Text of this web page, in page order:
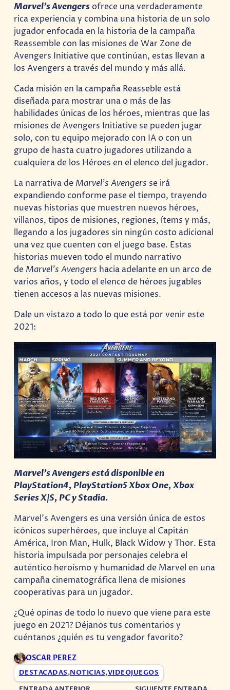
Marvel’s Avengersofrece una verdaderamente
rica experiencia y combina una historia de un solo
jugador enfocada en la historia de la campaña
Reassemble con las misiones de War Zone de
Avengers Initiative que continúan, estas llevan a
los Avengers a través del mundo y más allá.
Cada misión en la campaña Reasseble está
diseñada para mostrar una o más de las
habilidades únicas de los héroes, mientras que las
misiones de Avengers Initiative se pueden jugar
solo, con tu equipo mejorado con IA o con un
grupo de hasta cuatro jugadores utilizando a
cualquiera de los Héroes en el elenco del jugador.
La narrativa de Marvel’s Avengers se irá
expandiendo conforme pase el tiempo, trayendo
nuevas historias que muestren nuevos héroes,
villanos, tipos de misiones, regiones, ítems y más,
llegando a los jugadores sin ningún costo adicional
una vez que cuenten con el juego base. Estas
historias mueven todo el mundo narrativo
de Marvel’s Avengers hacia adelante en un arco de
varios años, y todo el elenco de héroes jugables
tienen accesos a las nuevas misiones.
Dale un vistazo a todo lo que está por venir este
2021:
Marvel’s Avengers está disponible en
PlayStation4, PlayStation5 Xbox One, Xbox
Series X|S, PC y Stadia.
Marvel’s Avengers es una versión única de estos
icónicos superhéroes, que incluye al Capitán
América, Iron Man, Hulk, Black Widow y Thor. Esta
historia impulsada por personajes celebra el
auténtico heroísmo y humanidad de Marvel en una
campaña cinematográfica llena de misiones
cooperativas para un jugador.
¿Qué opinas de todo lo nuevo que viene para este
juego en 2021? Déjanos tus comentarios y
cuéntanos ¿quién es tu vengador favorito?
OSCAR PEREZ
DESTACADAS,NOTICIAS,VIDEOJUEGOS